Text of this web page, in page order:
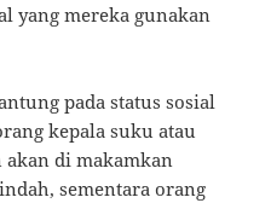
yang mereka gunakan
pada status sosial
kepala suku atau
di makamkan
sementara orang